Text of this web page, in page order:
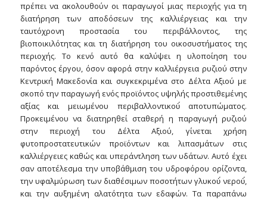
πρέπει να ακολουθούν οι παραγωγοί μιας περιοχής για τη
διατήρηση των αποδόσεων της καλλιέργειας και την
ταυτόχρονη προστασία του περιβάλλοντος, της
βιοποικιλότητας και τη διατήρηση του οικοσυστήματος της
περιοχής. Το κενό αυτό θα καλύψει η υλοποίηση του
παρόντος έργου, όσον αφορά στην καλλιέργεια ρυζιού στην
Κεντρική Μακεδονία και συγκεκριμένα στο Δέλτα Αξιού με
σκοπό την παραγωγή ενός προϊόντος υψηλής προστιθεμένης
αξίας και μειωμένου περιβαλλοντικού́ αποτυπώματος.
Προκειμένου να διατηρηθεί σταθερή η παραγωγή ρυζιού
στην περιοχή του Δέλτα Αξιού, γίνεται χρήση
φυτοπροστατευτικών προϊόντων και λιπασμάτων στις
καλλιέργειες καθώς και υπεράντληση των υδάτων. Αυτό έχει
σαν αποτέλεσμα την υποβάθμιση του υδροφόρου ορίζοντα,
την υφαλμύρωση των διαθέσιμων ποσοτήτων γλυκού́ νερού́,
και την αυξημένη αλατότητα των εδαφών. Τα παραπάνω